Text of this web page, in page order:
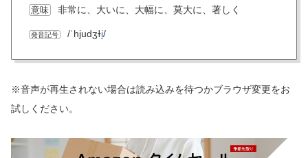
意味 非常に、大いに、大幅に、莫大に、著しく
発音記号 /ˈhjudʒɫi/
※音声が再生されない場合は読み込みを待つかブラウザ変更をお
試しください。